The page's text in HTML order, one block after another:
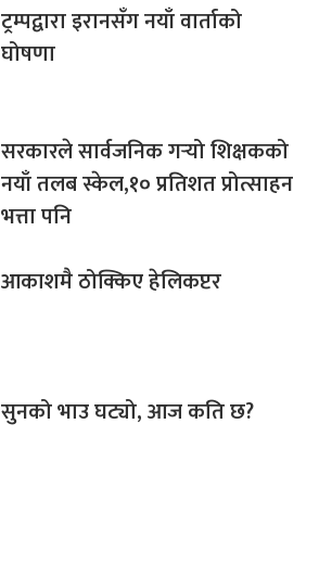
ट्रम्पद्वारा इरानसँग नयाँ वार्ताको
घोषणा
सरकारले सार्वजनिक गर्‍यो शिक्षकको
नयाँ तलब स्केल,१० प्रतिशत प्रोत्साहन
भत्ता पनि
आकाशमै ठोक्किए हेलिकप्टर
सुनको भाउ घट्यो, आज कति छ?